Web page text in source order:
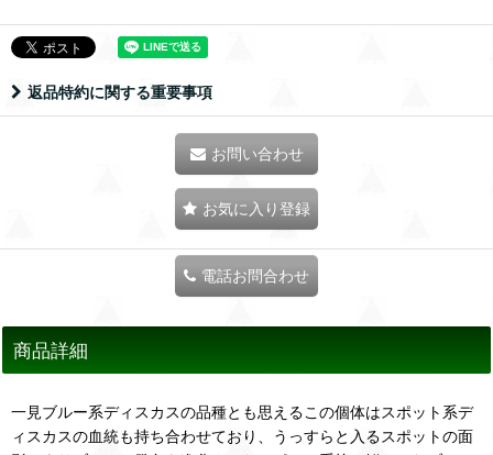
返品特約に関する重要事項
お問い合わせ
お気に入り登録
電話お問合わせ
商品詳細
一見ブルー系ディスカスの品種とも思えるこの個体はスポット系デ
ィスカスの血統も持ち合わせており、うっすらと入るスポットの面